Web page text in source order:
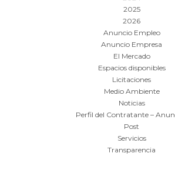
2025
2026
Anuncio Empleo
Anuncio Empresa
El Mercado
Espacios disponibles
Licitaciones
Medio Ambiente
Noticias
Perfil del Contratante –
Post
Servicios
Transparencia